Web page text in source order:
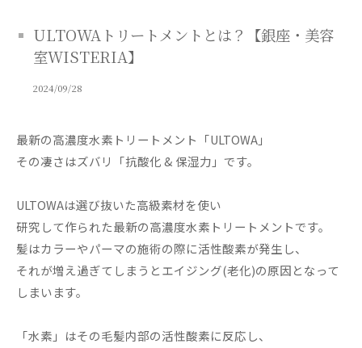
ULTOWAトリートメントとは？【銀座・美容
室WISTERIA】
2024/09/28
最新の高濃度水素トリートメント「ULTOWA」
その凄さはズバリ「抗酸化 & 保湿力」です。
ULTOWAは選び抜いた高級素材を使い
研究して作られた最新の高濃度水素トリートメントです。
髪はカラーやパーマの施術の際に活性酸素が発生し、
それが増え過ぎてしまうとエイジング(老化)の原因となって
しまいます。
「水素」はその毛髪内部の活性酸素に反応し、